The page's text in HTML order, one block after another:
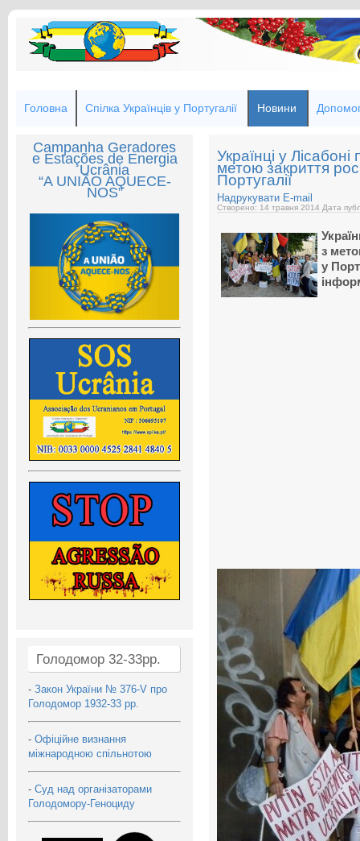
Головна Спілка Українців у Португалії Новини
Campanha Geradores
e Estações de Energia
Ucrânia
“A UNIÃO AQUECE-
NOS”
Голодомор 32-33рр.
- Закон України № 376-V про
Голодомор 1932-33 рр.
- Офіційне визнання
міжнародною спільнотою
- Суд над організаторами
Голодомору-Геноциду
Українці у
метою закриття
Португалії
Надрукувати E-mail
Створено: 14 травня 2014 Дата
з
у